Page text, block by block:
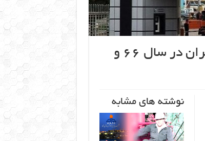
بررسی عمدی بودن انفجار پالایشگاه خانگیران در سال ۶۶ و
نوشته های مشابه